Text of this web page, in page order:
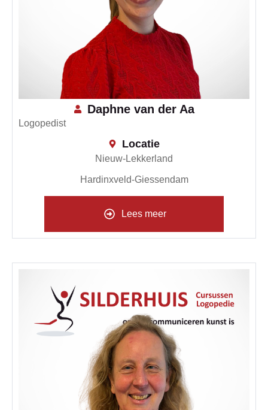
Daphne van der Aa
Logopedist
Locatie
Nieuw-Lekkerland
Hardinxveld-Giessendam
Lees meer